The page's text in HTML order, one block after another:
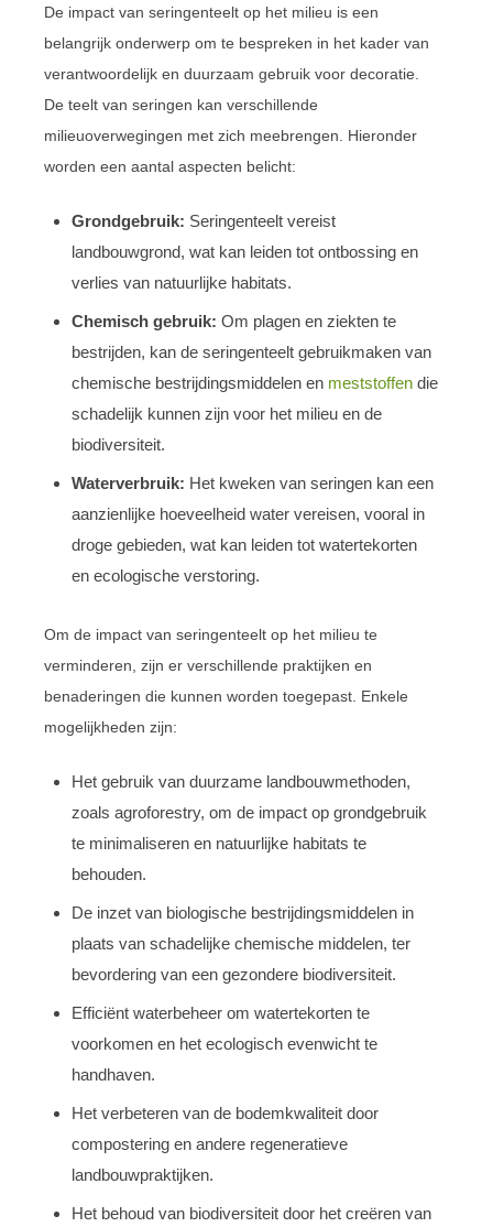
De impact van seringenteelt op het milieu is een
belangrijk onderwerp om te bespreken in het kader van
verantwoordelijk en duurzaam gebruik voor decoratie.
De teelt van seringen kan verschillende
milieuoverwegingen met zich meebrengen. Hieronder
worden een aantal aspecten belicht:
Grondgebruik: Seringenteelt vereist
landbouwgrond, wat kan leiden tot ontbossing en
verlies van natuurlijke habitats.
Chemisch gebruik: Om plagen en ziekten te
bestrijden, kan de seringenteelt gebruikmaken van
chemische bestrijdingsmiddelen en meststoffen die
schadelijk kunnen zijn voor het milieu en de
biodiversiteit.
Waterverbruik: Het kweken van seringen kan een
aanzienlijke hoeveelheid water vereisen, vooral in
droge gebieden, wat kan leiden tot watertekorten
en ecologische verstoring.
Om de impact van seringenteelt op het milieu te
verminderen, zijn er verschillende praktijken en
benaderingen die kunnen worden toegepast. Enkele
mogelijkheden zijn:
Het gebruik van duurzame landbouwmethoden,
zoals agroforestry, om de impact op grondgebruik
te minimaliseren en natuurlijke habitats te
behouden.
De inzet van biologische bestrijdingsmiddelen in
plaats van schadelijke chemische middelen, ter
bevordering van een gezondere biodiversiteit.
Efficiënt waterbeheer om watertekorten te
voorkomen en het ecologisch evenwicht te
handhaven.
Het verbeteren van de bodemkwaliteit door
compostering en andere regeneratieve
landbouwpraktijken.
Het behoud van biodiversiteit door het creëren van